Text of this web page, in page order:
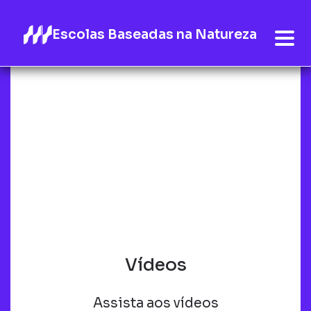
Escolas Baseadas na Natureza
Vídeos
Assista aos vídeos